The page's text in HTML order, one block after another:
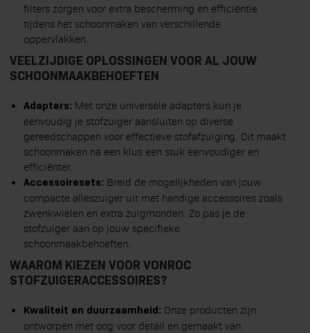
filters zorgen voor extra bescherming en efficiëntie
tijdens het schoonmaken van verschillende
oppervlakken.
VEELZIJDIGE OPLOSSINGEN VOOR AL JOUW
SCHOONMAAKBEHOEFTEN
Adapters: Met onze universele adapters kun je
eenvoudig je stofzuiger aansluiten op diverse
gereedschappen voor effectieve stofafzuiging. Dit maakt
schoonmaken na een klus een stuk eenvoudiger en
efficiënter.
Accessoiresets: Breid de mogelijkheden van jouw
compacte alleszuiger uit met handige accessoires zoals
zwenkwielen en extra zuigmonden. Zo pas je de
stofzuiger aan op jouw specifieke
schoonmaakbehoeften.
WAAROM KIEZEN VOOR VONROC
STOFZUIGERACCESSOIRES?
Kwaliteit en duurzaamheid: Onze producten zijn
ontworpen met oog voor detail en gemaakt van